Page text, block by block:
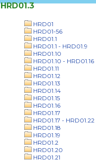
HRD01.3
HRD01
HRD01-56
HRD01.1
HRD01.1 - HRD01.9
HRD01.10
HRD01.10 - HRD01.16
HRD01.11
HRD01.12
HRD01.13
HRD01.14
HRD01.15
HRD01.16
HRD01.17
HRD01.17 - HRD01.22
HRD01.18
HRD01.19
HRD01.2
HRD01.20
HRD01.21